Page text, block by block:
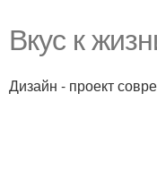
Вкус к
Дизайн - проект